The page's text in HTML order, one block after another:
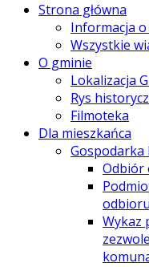
Strona główna
Informacja o
Wszystkie
O gminie
Lokalizacja
Rys
Filmoteka
Dla mieszkańca
Gospodarka
Odbiór
Wykaz